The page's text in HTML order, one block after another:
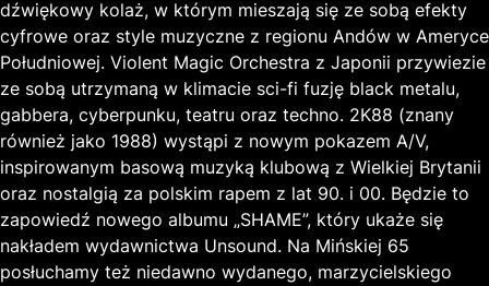
dźwiękowy kolaż, w którym mieszają się ze sobą efekty
cyfrowe oraz style muzyczne z regionu Andów w Ameryce
Południowej. Violent Magic Orchestra z Japonii przywiezie
ze sobą utrzymaną w klimacie sci-fi fuzję black metalu,
gabbera, cyberpunku, teatru oraz techno. 2K88 (znany
również jako 1988) wystąpi z nowym pokazem A/V,
inspirowanym basową muzyką klubową z Wielkiej Brytanii
oraz nostalgią za polskim rapem z lat 90. i 00. Będzie to
zapowiedź nowego albumu „SHAME”, który ukaże się
nakładem wydawnictwa Unsound. Na Mińskiej 65
posłuchamy też niedawno wydanego, marzycielskiego